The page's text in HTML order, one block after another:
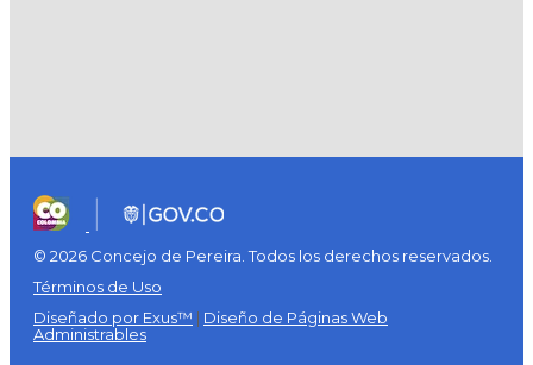
© 2026 Concejo de Pereira. Todos los derechos reservados.
Términos de Uso
Diseñado por Exus™ | Diseño de Páginas Web
Administrables